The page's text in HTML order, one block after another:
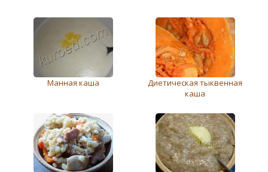
Манная каша
Диетическая тыквенная
каша